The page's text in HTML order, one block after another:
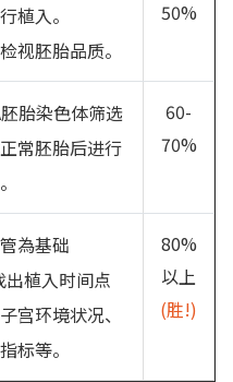
植入。
视胚胎品质。
50%
胎染色体筛选
常胚胎后进行
60-
70%
為基础
出植入时间点
宫环境状况、
标等。
80%
以上
(胜!)